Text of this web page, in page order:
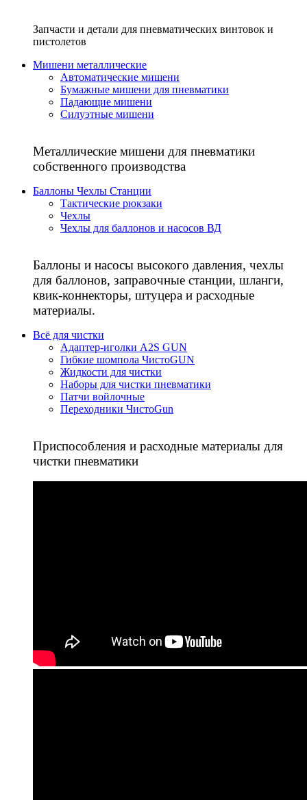
Запчасти и детали для пневматических винтовок и
пистолетов
Мишени металлические
Автоматические мишени
Бумажные мишени для пневматики
Падающие мишени
Силуэтные мишени
Металлические мишени для пневматики
собственного производства
Баллоны Чехлы Станции
Тактические рюкзаки
Чехлы
Чехлы для баллонов и насосов ВД
Баллоны и насосы высокого давления, чехлы
для баллонов, заправочные станции, шланги,
квик-коннекторы, штуцера и расходные
материалы.
Всё для чистки
Адаптер-иголки A2S GUN
Гибкие шомпола ЧистоGUN
Жидкости для чистки
Наборы для чистки пневматики
Патчи войлочные
Переходники ЧистоGun
Приспособления и расходные материалы для
чистки пневматики